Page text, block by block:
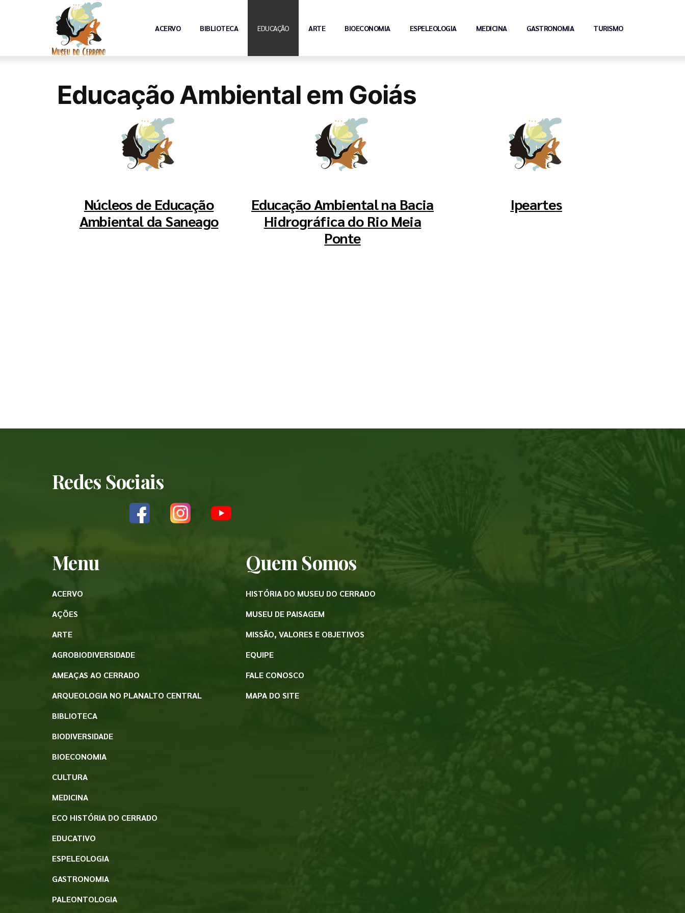
ACERVO BIBLIOTECA EDUCAÇÃO ARTE BIOECONOMIA ESPELEOLOGIA MEDICINA GASTRONOMIA TURISMO
Educação Ambiental em Goiás
Núcleos de Educação
Ambiental da Saneago
Educação Ambiental na Bacia
Hidrográfica do Rio Meia
Ponte
Ipeartes
Redes Sociais
Menu
ACERVO
AÇÕES
ARTE
AGROBIODIVERSIDADE
AMEAÇAS AO CERRADO
ARQUEOLOGIA NO PLANALTO CENTRAL
BIBLIOTECA
BIODIVERSIDADE
BIOECONOMIA
CULTURA
MEDICINA
ECO HISTÓRIA DO CERRADO
EDUCATIVO
ESPELEOLOGIA
GASTRONOMIA
PALEONTOLOGIA
Quem Somos
HISTÓRIA DO MUSEU DO CERRADO
MUSEU DE PAISAGEM
MISSÃO, VALORES E OBJETIVOS
EQUIPE
FALE CONOSCO
MAPA DO SITE